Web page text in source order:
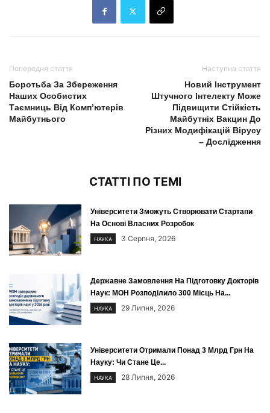
Попередня стаття
Боротьба За Збереження
Наших Особистих
Таємниць Від Комп’ютерів
Майбутнього
Наступна стаття
Новий Інструмент
Штучного Інтелекту Може
Підвищити Стійкість
Майбутніх Вакцин До
Різних Модифікацій Вірусу
– Дослідження
СТАТТІ ПО ТЕМІ
Університети Зможуть Створювати Стартапи
На Основі Власних Розробок
НАУКА 3 Серпня, 2026
Державне Замовлення На Підготовку Докторів
Наук: МОН Розподілило 300 Місць На...
НАУКА 29 Липня, 2026
Університети Отримали Понад 3 Млрд Грн На
Науку: Чи Стане Це...
НАУКА 28 Липня, 2026